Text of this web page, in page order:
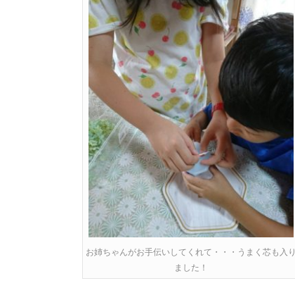
お姉ちゃんがお手伝いしてくれて・・・うまく芯も入り
ました！